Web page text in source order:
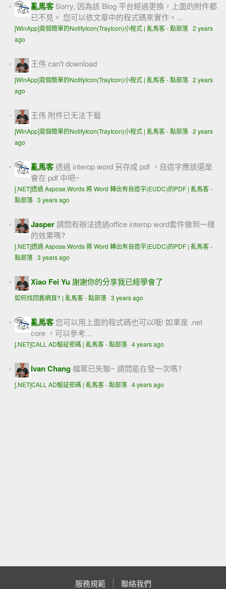
亂馬客 Sorry, 因為該 Blog 平台經過更換，上面的附件都
已不見。 您可以依文章中的程式碼來實作。...
[WinApp]寫個簡單的NotifyIcon(TrayIcon)小程式 | 亂馬客 - 點部落· 2 years
ago
王伟 can't download
[WinApp]寫個簡單的NotifyIcon(TrayIcon)小程式 | 亂馬客 - 點部落· 2 years
ago
王伟 附件已无法下载
[WinApp]寫個簡單的NotifyIcon(TrayIcon)小程式 | 亂馬客 - 點部落· 2 years
ago
亂馬客透過 interop word 另存成 pdf ，自造字應該還是
會在 pdf 中吧~
[.NET]透過 Aspose.Words 將 Word 轉出有自造字(EUDC)的PDF | 亂馬客 -
點部落· 3 years ago
Jasper請問有辦法透過office interop word套件做到一樣
的效果嗎?
[.NET]透過 Aspose.Words 將 Word 轉出有自造字(EUDC)的PDF | 亂馬客 -
點部落· 3 years ago
Xiao Fei Yu謝謝你的分享我已經學會了
如何找回舊網頁? | 亂馬客 - 點部落· 3 years ago
亂馬客 您可以用上面的程式碼也可以哦! 如果是 .net
core ，可以參考...
[.NET]CALL AD驗証密碼 | 亂馬客 - 點部落· 4 years ago
Ivan Chang檔案已失聯~ 請問能在發一次嗎?
[.NET]CALL AD驗証密碼 | 亂馬客 - 點部落· 4 years ago
服務規範 聯絡我們